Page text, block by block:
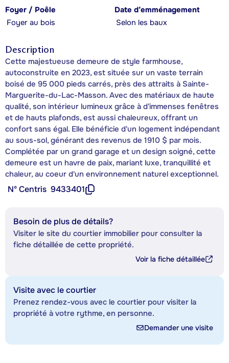
Foyer / Poêle
Foyer au bois
Date d’emménagement
Selon les baux
Description
Cette majestueuse demeure de style farmhouse,
autoconstruite en 2023, est située sur un vaste terrain
boisé de 95 000 pieds carrés, près des attraits à Sainte-
Marguerite-du-Lac-Masson. Avec des matériaux de haute
qualité, son intérieur lumineux grâce à d'immenses fenêtres
et de hauts plafonds, est aussi chaleureux, offrant un
confort sans égal. Elle bénéficie d'un logement indépendant
au sous-sol, générant des revenus de 1910 $ par mois.
Complétée par un grand garage et un design soigné, cette
demeure est un havre de paix, mariant luxe, tranquillité et
chaleur, au coeur d'un environnement naturel exceptionnel.
Nº Centris 9433401
Besoin de plus de détails?
Visiter le site du courtier immobilier pour consulter la
fiche détaillée de cette propriété.
Voir la fiche détaillée
Visite avec le courtier
Prenez rendez-vous avec le courtier pour visiter la
propriété à votre rythme, en personne.
Demander une visite